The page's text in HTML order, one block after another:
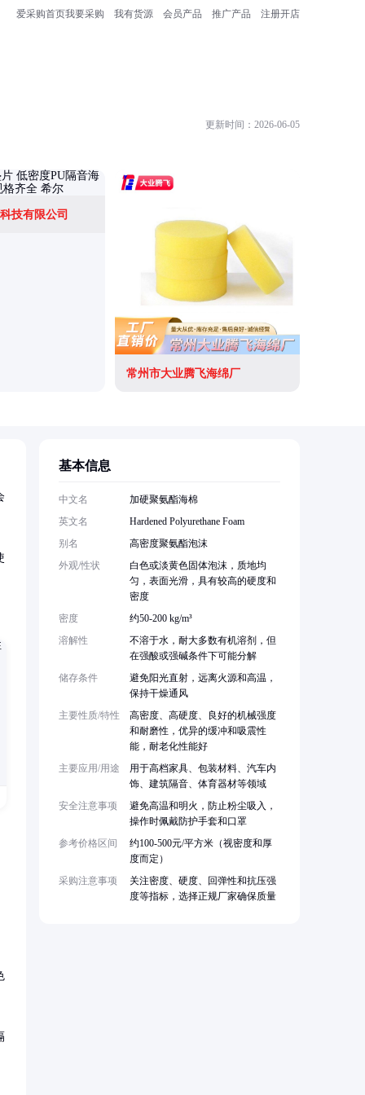
爱采购首页我要采购 我有货源 会员产品 推广产品 注册开店
更新时间：2026-06-05
技有限公司
常州市大业腾飞海绵厂
基本信息
中文名
加硬聚氨酯海棉
英文名
Hardened Polyurethane Foam
别名
高密度聚氨酯泡沫
外观/性状
白色或淡黄色固体泡沫，质地均
匀，表面光滑，具有较高的硬度和
密度
密度
约50-200 kg/m³
溶解性
不溶于水，耐大多数有机溶剂，但
在强酸或强碱条件下可能分解
储存条件
避免阳光直射，远离火源和高温，
保持干燥通风
主要性质/特性
高密度、高硬度、良好的机械强度
和耐磨性，优异的缓冲和吸震性
能，耐老化性能好
主要应用/用途
用于高档家具、包装材料、汽车内
饰、建筑隔音、体育器材等领域
安全注意事项
避免高温和明火，防止粉尘吸入，
操作时佩戴防护手套和口罩
参考价格区间
约100-500元/平方米（视密度和厚
度而定）
采购注意事项
关注密度、硬度、回弹性和抗压强
度等指标，选择正规厂家确保质量